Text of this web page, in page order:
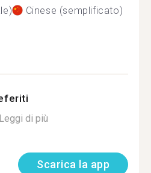
Cinese (semplificato)
Leggi di più
Scarica la app